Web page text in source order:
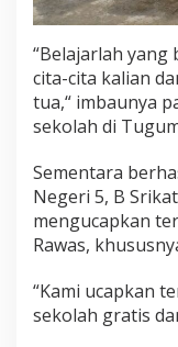
“Belajarlah yang
cita-cita kalian
tua,“ imbaunya
sekolah di
Sementara
Negeri 5, B
mengucapkan
Rawas,
“Kami ucapkan
sekolah gratis